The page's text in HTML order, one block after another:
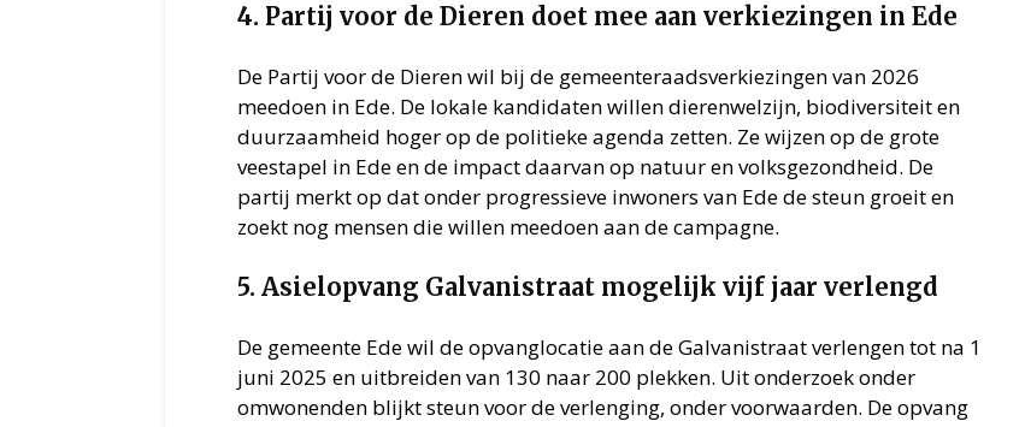
4. Partij voor de Dieren doet mee aan verkiezingen in Ede
De Partij voor de Dieren wil bij de gemeenteraadsverkiezingen van 2026
meedoen in Ede. De lokale kandidaten willen dierenwelzijn, biodiversiteit en
duurzaamheid hoger op de politieke agenda zetten. Ze wijzen op de grote
veestapel in Ede en de impact daarvan op natuur en volksgezondheid. De
partij merkt op dat onder progressieve inwoners van Ede de steun groeit en
zoekt nog mensen die willen meedoen aan de campagne.
5. Asielopvang Galvanistraat mogelijk vijf jaar verlengd
De gemeente Ede wil de opvanglocatie aan de Galvanistraat verlengen tot na 1
juni 2025 en uitbreiden van 130 naar 200 plekken. Uit onderzoek onder
omwonenden blijkt steun voor de verlenging, onder voorwaarden. De opvang